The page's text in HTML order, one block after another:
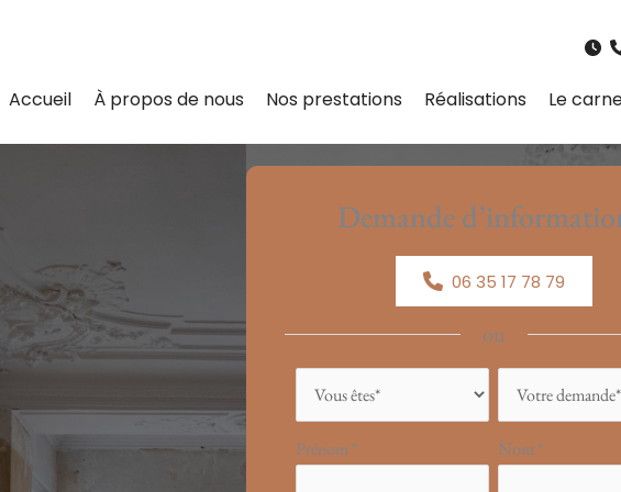
Accueil À propos de nous Nos prestations Réalisations Le
Demande
06 35 17 78 79
ou
avec
Prénom* Nom*